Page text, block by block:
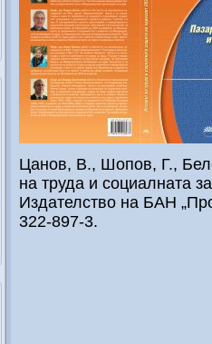
Цанов, В., Шопов, Г.,
на труда и социалната
Издателство на БАН
322-897-3.